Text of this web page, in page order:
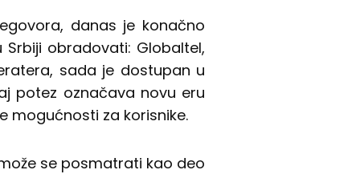
danas je konačno
obradovati: Globaltel,
sada je dostupan u
potez označava novu eru
mogućnosti za korisnike.
se posmatrati kao deo